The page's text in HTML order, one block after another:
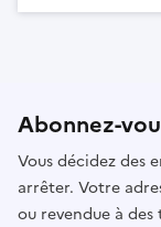
Abonnez-
Vous décidez des
arrêter. Votre
ou revendue à des